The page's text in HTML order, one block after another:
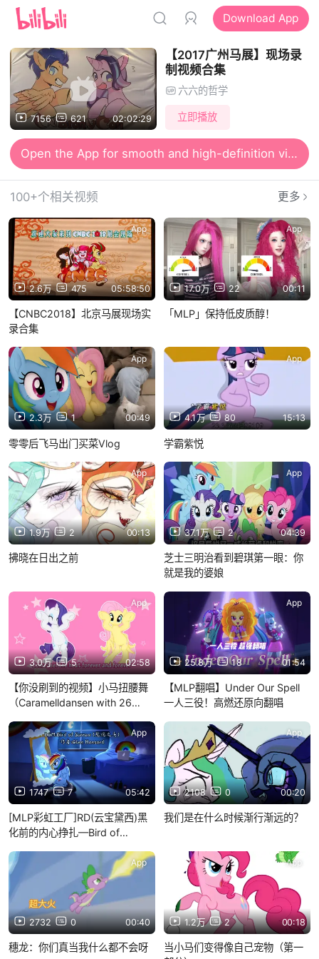
Download App
7156 621 02:02:29
【2017广州马展】现场录
制视频合集
六六的哲学
立即播放
Open the App for smooth and high-definition viewing
100+个相关视频 更多
2.6万 475 05:58:50
App
【CNBC2018】北京马展现场实
录合集
17.0万 22 00:11
App
「MLP」保持低皮质醇！
2.3万 1 00:49
App
零零后飞马出门买菜Vlog
4.1万 80 15:13
App
学霸紫悦
1.9万 2 00:13
App
拂晓在日出之前
37.1万 2 04:39
App
芝士三明治看到碧琪第一眼：你
就是我的婆娘
3.0万 5 02:58
App
【你没刷到的视频】小马扭腰舞
（Caramelldansen with 26
25.8万 18 01:54
App
【MLP翻唱】Under Our Spell
一人三役！高燃还原向翻唱
1747 7 05:42
App
[MLP彩虹工厂]RD(云宝黛西)黑
化前的内心挣扎—Bird of
2108 0 00:20
App
我们是在什么时候渐行渐远的？
2732 0 00:40
App
穗龙：你们真当我什么都不会呀
1.2万 2 00:18
App
当小马们变得像自己宠物（第一